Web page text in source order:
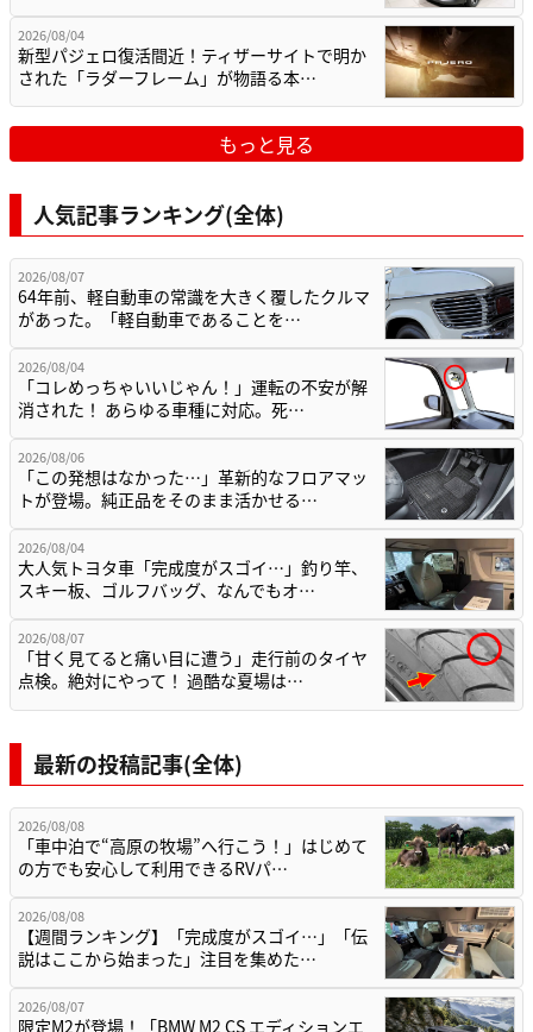
2026/08/04
新型パジェロ復活間近！ティザーサイトで明か
された「ラダーフレーム」が物語る本…
もっと見る
人気記事ランキング(全体)
2026/08/07
64年前、軽自動車の常識を大きく覆したクルマ
があった。「軽自動車であることを…
2026/08/04
「コレめっちゃいいじゃん！」運転の不安が解
消された！ あらゆる車種に対応。死…
2026/08/06
「この発想はなかった…」革新的なフロアマッ
トが登場。純正品をそのまま活かせる…
2026/08/04
大人気トヨタ車「完成度がスゴイ…」釣り竿、
スキー板、ゴルフバッグ、なんでもオ…
2026/08/07
「甘く見てると痛い目に遭う」走行前のタイヤ
点検。絶対にやって！ 過酷な夏場は…
最新の投稿記事(全体)
2026/08/08
「車中泊で“高原の牧場”へ行こう！」はじめて
の方でも安心して利用できるRVパ…
2026/08/08
【週間ランキング】「完成度がスゴイ…」「伝
説はここから始まった」注目を集めた…
2026/08/07
限定M2が登場！「BMW M2 CS エディションエ